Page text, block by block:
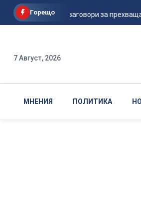
Горещо
Шикорски заговори за
7 Август, 2026
МНЕНИЯ ПОЛИТИКА